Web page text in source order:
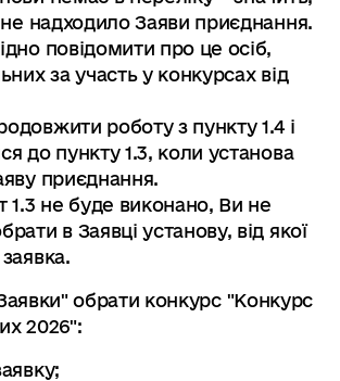
не надходило Заяви приєднання.
повідомити про це осіб,
за участь у конкурсах від
роботу з пункту 1.4 і
до пункту 1.3, коли установа
приєднання.
1.3 не буде виконано, Ви не
в Заявці установу, від якої
обрати конкурс "Конкурс
2026":